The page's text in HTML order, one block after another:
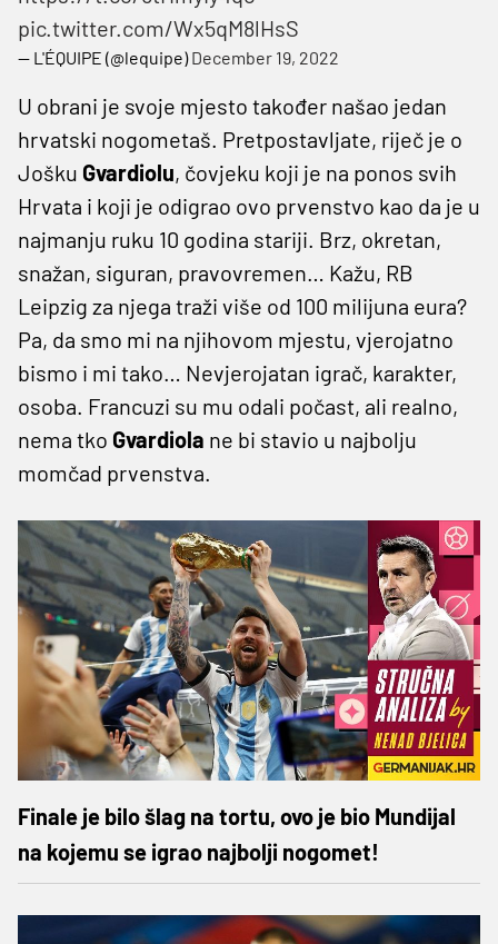
pic.twitter.com/Wx5qM8lHsS
— L'ÉQUIPE (@lequipe)December 19, 2022
U obrani je svoje mjesto također našao jedan
hrvatski nogometaš. Pretpostavljate, riječ je o
Jošku Gvardiolu, čovjeku koji je na ponos svih
Hrvata i koji je odigrao ovo prvenstvo kao da je u
najmanju ruku 10 godina stariji. Brz, okretan,
snažan, siguran, pravovremen… Kažu, RB
Leipzig za njega traži više od 100 milijuna eura?
Pa, da smo mi na njihovom mjestu, vjerojatno
bismo i mi tako… Nevjerojatan igrač, karakter,
osoba. Francuzi su mu odali počast, ali realno,
nema tko Gvardiola ne bi stavio u najbolju
momčad prvenstva.
Finale je bilo šlag na tortu, ovo je bio Mundijal
na kojemu se igrao najbolji nogomet!